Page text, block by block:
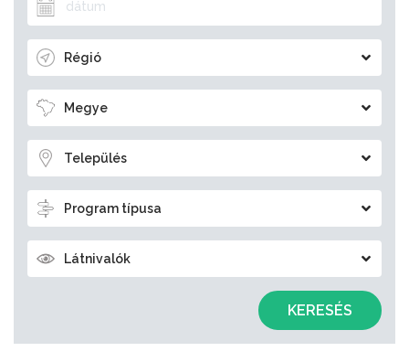
Régió
Megye
Település
Program típusa
Látnivalók
KERESÉS